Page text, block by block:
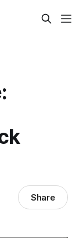
Share